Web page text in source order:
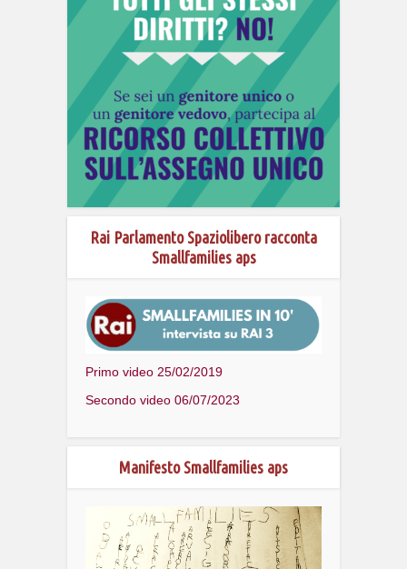
Rai Parlamento Spaziolibero racconta
Smallfamilies aps
Primo video 25/02/2019
Secondo video 06/07/2023
Manifesto Smallfamilies aps